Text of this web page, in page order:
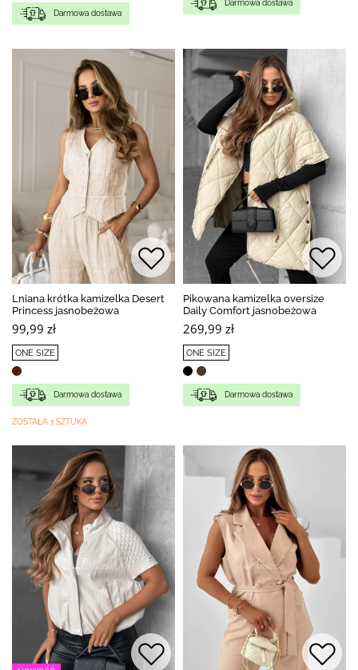
Darmowa dostawa
Darmowa dostawa
Lniana krótka kamizelka Desert
Princess jasnobeżowa
99,99 zł
ONE SIZE
Darmowa dostawa
ZOSTAŁA 1 SZTUKA
Pikowana kamizelka oversize
Daily Comfort jasnobeżowa
269,99 zł
ONE SIZE
Darmowa dostawa